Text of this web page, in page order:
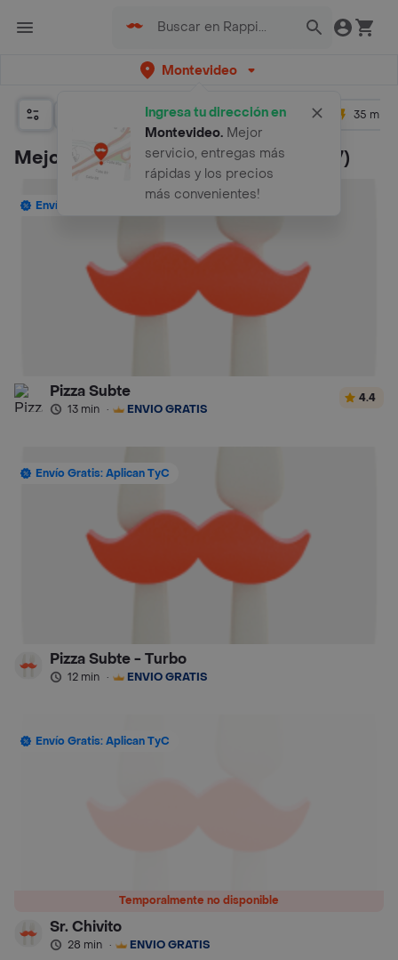
Montevideo
Ingresa tu dirección en
Montevideo. Mejor
servicio, entregas más
rápidas y los precios
más convenientes!
Promos + 4.5 35 mins
Mejores 7 restaurantes de Chivitos (7)
Envío Gratis: Aplican TyC
Pizza Subte
13 min · ENVÍO GRATIS
4.4
Envío Gratis: Aplican TyC
Pizza Subte - Turbo
12 min · ENVÍO GRATIS
Temporalmente no disponible
Envío Gratis: Aplican TyC
Sr. Chivito
28 min · ENVÍO GRATIS